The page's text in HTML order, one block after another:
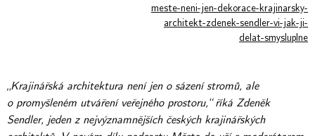
meste-neni-jen-dekorace-krajinarsky-
architekt-zdenek-sendler-vi-jak-ji-
delat-smysluplne
„Krajinářská architektura není jen o sázení stromů, ale
o promyšleném utváření veřejného prostoru,“ říká Zdeněk
Sendler, jeden z nejvýznamnějších českých krajinářských